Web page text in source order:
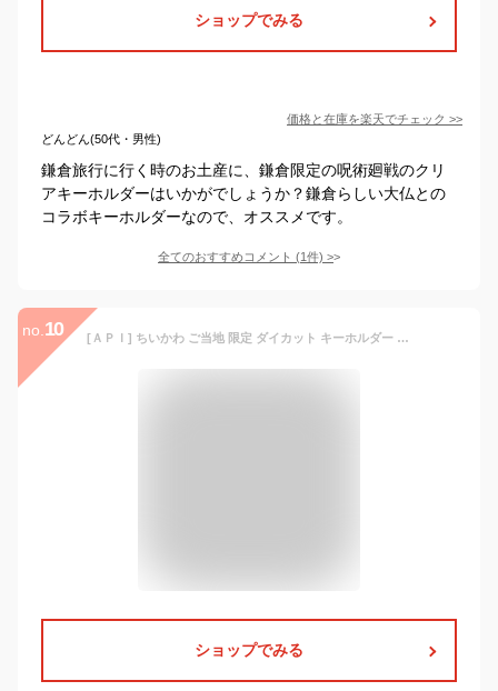
ショップでみる
価格と在庫を楽天でチェック >>
どんどん(50代・男性)
鎌倉旅行に行く時のお土産に、鎌倉限定の呪術廻戦のクリ
アキーホルダーはいかがでしょうか？鎌倉らしい大仏との
コラボキーホルダーなので、オススメです。
全てのおすすめコメント (1件) >
no. 10 [ＡＰＩ] ちいかわ ご当地 限定 ダイカット キーホルダー (鎌倉限定 大仏様 うさぎ)
ショップでみる